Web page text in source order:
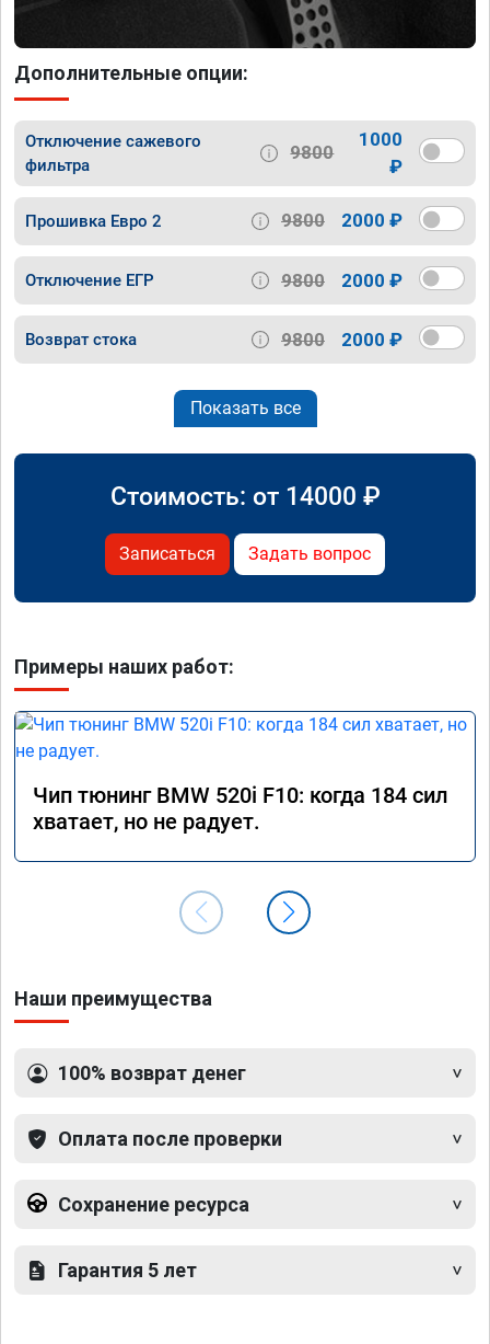
Дополнительные опции:
Отключение сажевого
фильтра
9800
1000
₽
Прошивка Евро 2 9800 2000 ₽
Отключение ЕГР 9800 2000 ₽
Возврат стока 9800 2000 ₽
Показать все
Стоимость: от 14000 ₽
Записаться Задать вопрос
Примеры наших работ:
Чип тюнинг BMW 520i F10: когда 184 сил
хватает, но не радует.
Наши преимущества
100% возврат денег
Оплата после проверки
Сохранение ресурса
Гарантия 5 лет